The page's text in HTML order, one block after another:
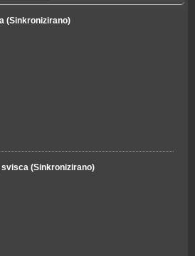
(Sinkronizirano)
(Sinkronizirano)